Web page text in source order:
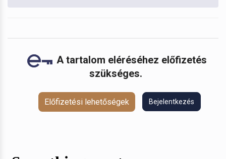
A tartalom eléréséhez előfizetés
szükséges.
Előfizetési lehetőségek Bejelentkezés